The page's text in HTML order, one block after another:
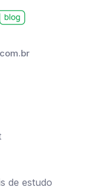
de estudo